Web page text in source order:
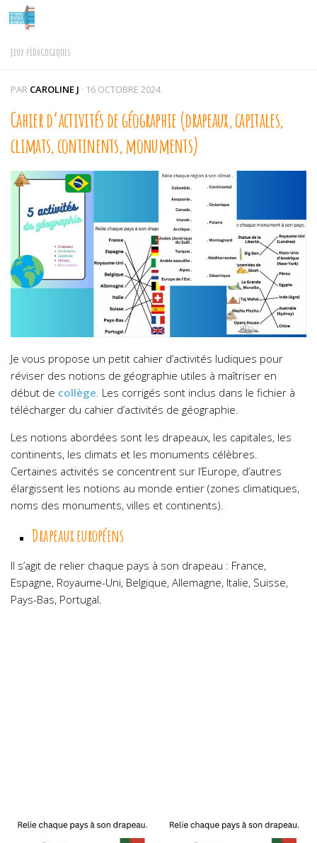
Skip to content
JEUX PÉDAGOGIQUES
PAR CAROLINE J · 16 OCTOBRE 2024
Cahier d’activités de géographie (drapeaux, capitales,
climats, continents, monuments)
Je vous propose un petit cahier d’activités ludiques pour
réviser des notions de géographie utiles à maîtriser en
début de collège. Les corrigés sont inclus dans le fichier à
télécharger du cahier d’activités de géographie.
Les notions abordées sont les drapeaux, les capitales, les
continents, les climats et les monuments célèbres.
Certaines activités se concentrent sur l’Europe, d’autres
élargissent les notions au monde entier (zones climatiques,
noms des monuments, villes et continents).
Drapeaux européens
Il s’agit de relier chaque pays à son drapeau : France,
Espagne, Royaume-Uni, Belgique, Allemagne, Italie, Suisse,
Pays-Bas, Portugal.